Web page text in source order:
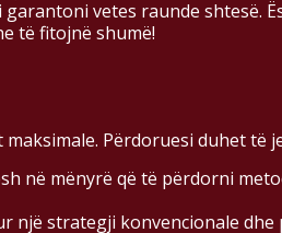
vetes raunde
të fitojnë shumë!
Përdoruesi duhet të
në mënyrë që të përdorni
një strategji konvencionale